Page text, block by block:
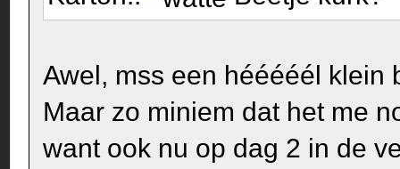
Awel, mss een hééééél klein
Maar zo miniem dat het me
want ook nu op dag 2 in de